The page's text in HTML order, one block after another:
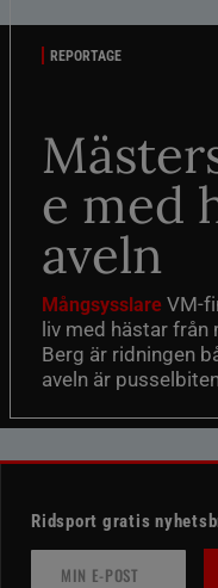
REPORTAGE
e med
aveln
Mångsysslare VM-
liv med hästar från
Berg är ridningen
aveln är
Ridsport gratis